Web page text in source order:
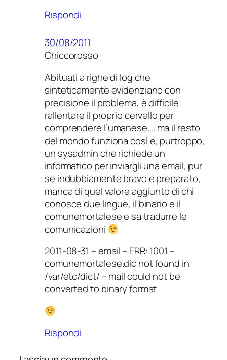
Rispondi
30/08/2011
Chiccorosso
Abituati a righe di log che
sinteticamente evidenziano con
precisione il problema, è difficile
rallentare il proprio cervello per
comprendere l’umanese…. ma il resto
del mondo funziona così e, purtroppo,
un sysadmin che richiede un
informatico per inviargli una email, pur
se indubbiamente bravo e preparato,
manca di quel valore aggiunto di chi
conosce due lingue, il binario e il
comunemortalese e sa tradurre le
comunicazioni
2011-08-31 – email – ERR: 1001 –
comunemortalese.dic not found in
/var/etc/dict/ – mail could not be
converted to binary format
Rispondi